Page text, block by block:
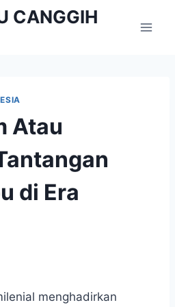
CANGGIH
Atau
di Era
menghadirkan